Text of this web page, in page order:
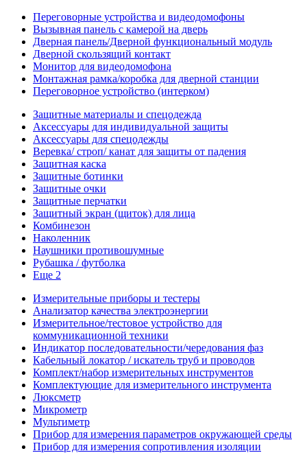
Переговорные устройства и видеодомофоны
Вызывная панель с камерой на дверь
Дверная панель/Дверной функциональный модуль
Дверной скользящий контакт
Монитор для видеодомофона
Монтажная рамка/коробка для дверной станции
Переговорное устройство (интерком)
Защитные материалы и спецодежда
Аксессуары для индивидуальной защиты
Аксессуары для спецодежды
Веревка/ строп/ канат для защиты от падения
Защитная каска
Защитные ботинки
Защитные очки
Защитные перчатки
Защитный экран (щиток) для лица
Комбинезон
Наколенник
Наушники противошумные
Рубашка / футболка
Еще 2
Измерительные приборы и тестеры
Анализатор качества электроэнергии
Измерительное/тестовое устройство для
коммуникационной техники
Индикатор последовательности/чередования фаз
Кабельный локатор / искатель труб и проводов
Комплект/набор измерительных инструментов
Комплектующие для измерительного инструмента
Люксметр
Микрометр
Мультиметр
Прибор для измерения параметров окружающей среды
Прибор для измерения сопротивления изоляции